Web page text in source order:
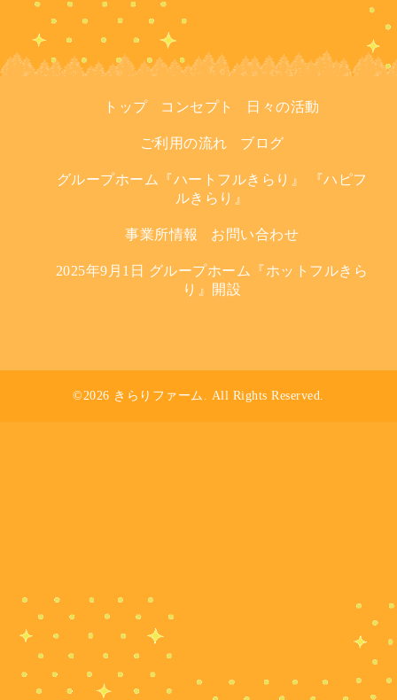
トップ コンセプト 日々の活動
ご利用の流れ ブログ
グループホーム『ハートフルきらり』 『ハピフ
ルきらり』
事業所情報 お問い合わせ
2025年9月1日 グループホーム『ホットフルきら
り』開設
©2026 きらりファーム . All Rights Reserved.